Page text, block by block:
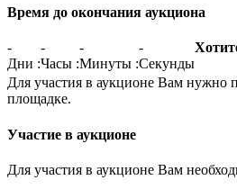
Время до окончания аукциона
-
Дни :
-
Часы :
-
Минуты :
-
Секунды
Для участия в аукционе Вам нужно
площадке.
Участие в аукционе
Для участия в аукционе Вам